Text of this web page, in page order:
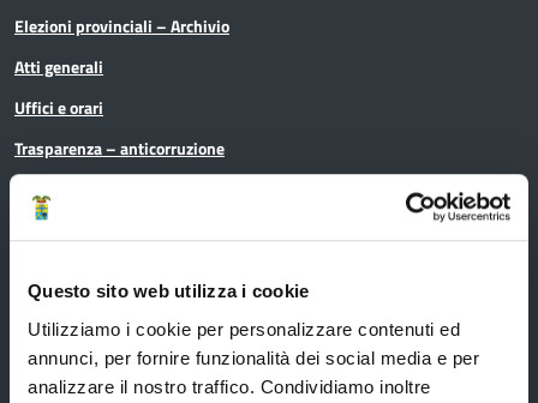
Questo sito web utilizza i cookie
Utilizziamo i cookie per personalizzare contenuti ed
annunci, per fornire funzionalità dei social media e per
analizzare il nostro traffico. Condividiamo inoltre
Elezioni provinciali – Archivio
Atti generali
Uffici e orari
Trasparenza – anticorruzione
CUG – Comitato Unico di Garanzia per le Pari Opportunità
Servizi